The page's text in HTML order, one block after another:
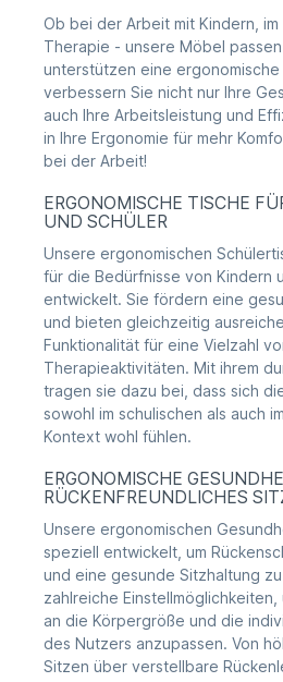
Ob bei der Arbeit mit Kindern,
Therapie - unsere Möbel
unterstützen eine ergonomische
verbessern Sie nicht nur Ihre
auch Ihre Arbeitsleistung und
in Ihre Ergonomie für mehr
bei der Arbeit!
ERGONOMISCHE TISCHE
UND SCHÜLER
Unsere ergonomischen
für die Bedürfnisse von Kindern
entwickelt. Sie fördern eine
und bieten gleichzeitig
Funktionalität für eine Vielzahl
Therapieaktivitäten. Mit ihrem
tragen sie dazu bei, dass sich
sowohl im schulischen als auch
Kontext wohl fühlen.
ERGONOMISCHE
RÜCKENFREUNDLICHES
Unsere ergonomischen
speziell entwickelt, um
und eine gesunde Sitzhaltung
zahlreiche Einstellmöglichkeiten,
an die Körpergröße und die
des Nutzers anzupassen. Von
Sitzen über verstellbare